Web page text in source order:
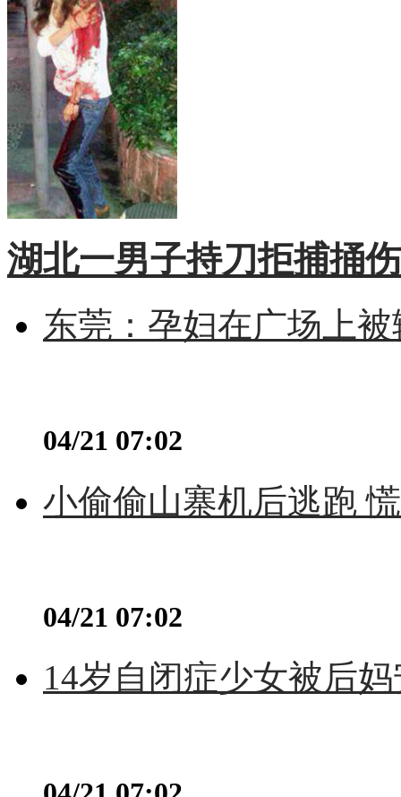
湖北一男子持刀拒捕捅
东莞：孕妇在广场上
04/21 07:02
小偷偷山寨机后逃跑
04/21 07:02
14岁自闭症少女被后